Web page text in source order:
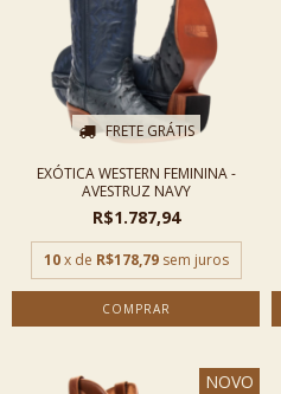
FRETE GRÁTIS
EXÓTICA WESTERN FEMININA -
AVESTRUZ NAVY
R$1.787,94
10 x de R$178,79 sem juros
COMPRAR
NOVO